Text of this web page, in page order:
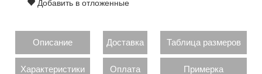
Добавить в отложенные
Описание Доставка Таблица размеров
Характеристики Оплата Примерка